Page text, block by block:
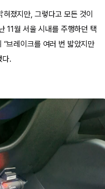
졌지만, 그렇다고 모든 것이
11월 서울 시내를 주행하던 택
브레이크를 여러 번 밟았지만
다.